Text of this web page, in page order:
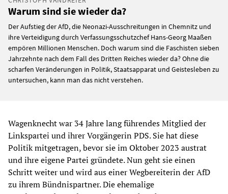
Warum sind sie wieder da?
Der Aufstieg der AfD, die Neonazi-Ausschreitungen in Chemnitz und
ihre Verteidigung durch Verfassungsschutzchef Hans-Georg Maaßen
empören Millionen Menschen. Doch warum sind die Faschisten sieben
Jahrzehnte nach dem Fall des Dritten Reiches wieder da? Ohne die
scharfen Veränderungen in Politik, Staatsapparat und Geistesleben zu
untersuchen, kann man das nicht verstehen.
Wagenknecht war 34 Jahre lang führendes Mitglied der
Linkspartei und ihrer Vorgängerin PDS. Sie hat diese
Politik mitgetragen, bevor sie im Oktober 2023 austrat
und ihre eigene Partei gründete. Nun geht sie einen
Schritt weiter und wird aus einer Wegbereiterin der AfD
zu ihrem Bündnispartner. Die ehemalige